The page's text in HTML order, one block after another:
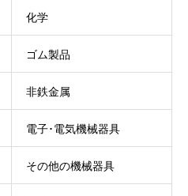
化学
ゴム製品
非鉄金属
電子･電気機械器具
その他の機械器具